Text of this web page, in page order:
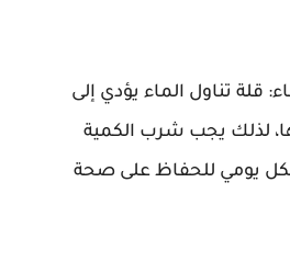
قلة تناول الماء يؤدي إلى
لذلك يجب شرب الكمية
يومي للحفاظ على صحة